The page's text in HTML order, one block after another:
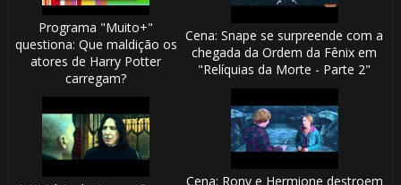
Programa "Muito+"
questiona: Que maldição os
atores de Harry Potter
carregam?
Cena: Snape se surpreende com a
chegada da Ordem da Fênix em
"Relíquias da Morte - Parte 2"
Cena: Rony e Hermione destroem